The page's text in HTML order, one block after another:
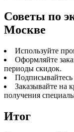
Советы по
Москве
Используйте
Оформляйте
периоды скидок.
Заказывайте на
получения
Итог